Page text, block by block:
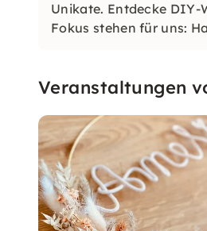
Unikate. Entdecke DIY-
Fokus stehen für uns:
Veranstaltungen